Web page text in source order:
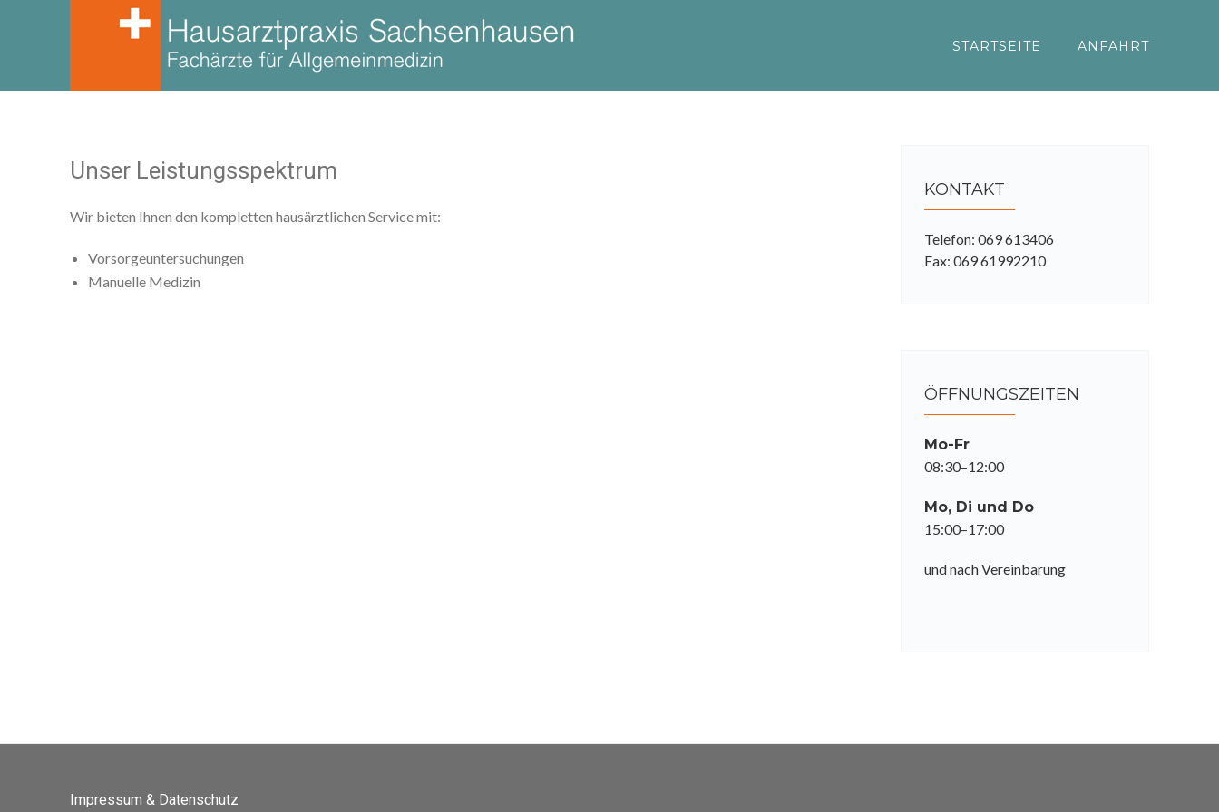
STARTSEITE ANFAHRT
Suchen
Unser Leistungsspektrum
Wir bieten Ihnen den kompletten hausärztlichen Service mit:
Vorsorgeuntersuchungen
Manuelle Medizin
KONTAKT
Telefon: 069 613406
Fax: 069 61992210
ÖFFNUNGSZEITEN
Mo-Fr
08:30–12:00
Mo, Di und Do
15:00–17:00
und nach Vereinbarung
Impressum & Datenschutz